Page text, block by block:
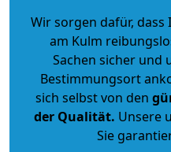
Wir sorgen dafür,
am Kulm
Sachen sicher und
Bestimmungsort
sich selbst von den
der Qualität. Unsere
Sie